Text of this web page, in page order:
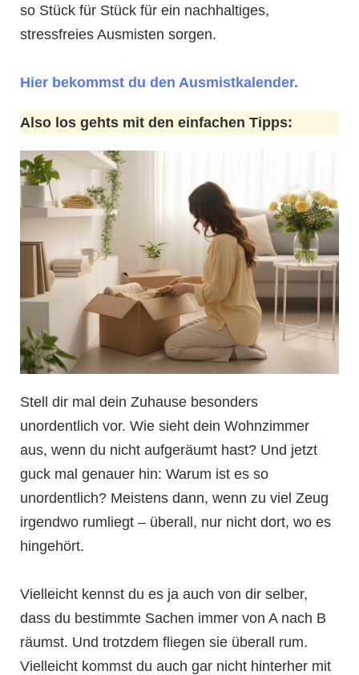
so Stück für Stück für ein nachhaltiges,
stressfreies Ausmisten sorgen.
Hier bekommst du den Ausmistkalender.
Also los gehts mit den einfachen Tipps:
Stell dir mal dein Zuhause besonders
unordentlich vor. Wie sieht dein Wohnzimmer
aus, wenn du nicht aufgeräumt hast? Und jetzt
guck mal genauer hin: Warum ist es so
unordentlich? Meistens dann, wenn zu viel Zeug
irgendwo rumliegt – überall, nur nicht dort, wo es
hingehört.
Vielleicht kennst du es ja auch von dir selber,
dass du bestimmte Sachen immer von A nach B
räumst. Und trotzdem fliegen sie überall rum.
Vielleicht kommst du auch gar nicht hinterher mit